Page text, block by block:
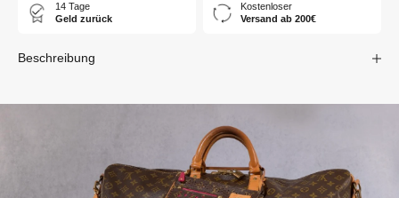
14 Tage
Geld zurück
Kostenloser
Versand ab 200€
Beschreibung